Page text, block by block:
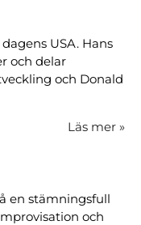
USA. Hans
och delar
och Donald
Läs mer »
en stämningsfull
och